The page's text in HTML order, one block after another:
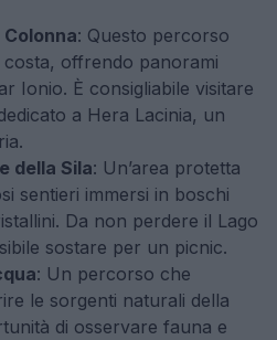
: Questo percorso
offrendo panorami
Ionio. È consigliabile visitare
a Hera Lacinia, un
della Sila: Un’area protetta
sentieri immersi in boschi
Da non perdere il Lago
sostare per un picnic.
: Un percorso che
le sorgenti naturali della
di osservare fauna e